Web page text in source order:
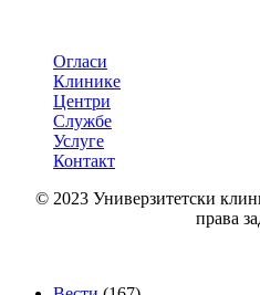
Огласи
Клинике
Центри
Службе
Услуге
Контакт
© 2023 Универзитетски
права